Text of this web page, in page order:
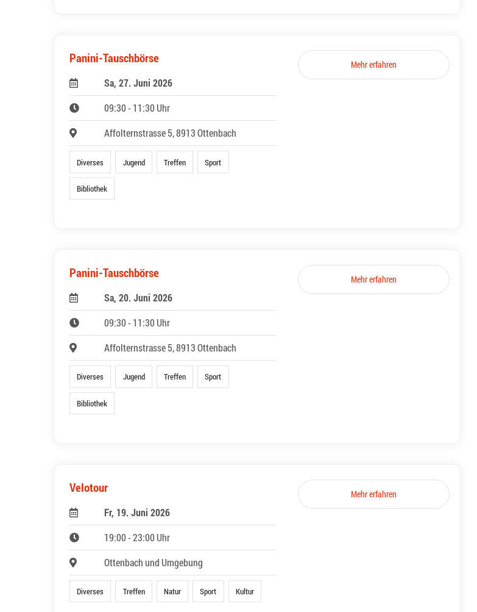
Panini-Tauschbörse
Sa, 27. Juni 2026
09:30 - 11:30 Uhr
Affolternstrasse 5, 8913 Ottenbach
Diverses Jugend Treffen Sport
Bibliothek
Mehr erfahren
Panini-Tauschbörse
Sa, 20. Juni 2026
09:30 - 11:30 Uhr
Affolternstrasse 5, 8913 Ottenbach
Diverses Jugend Treffen Sport
Bibliothek
Mehr erfahren
Velotour
Fr, 19. Juni 2026
19:00 - 23:00 Uhr
Ottenbach und Umgebung
Diverses Treffen Natur Sport Kultur
Mehr erfahren